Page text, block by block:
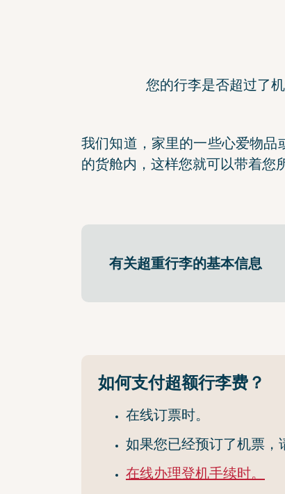
您的行李是否超过了
我们知道，家里的一些心爱物
的货舱内，这样您就可以带着您
有关超重行李的基本信息
如何支付超额行李费？
在线订票时。
如果您已经预订了机票，
在线办理登机手续时。